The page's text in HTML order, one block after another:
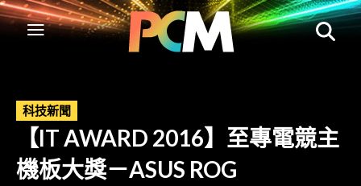
科技新聞
【IT AWARD 2016】至專電競主
機板大獎－ASUS ROG